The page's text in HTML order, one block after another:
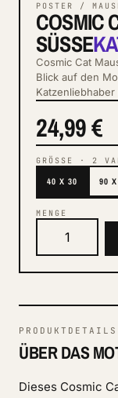
POSTER /
COSMIC
SÜSSE
Cosmic Cat
Blick auf den
24,99 €
GRÖSSE · 2
40 X 30 90
MENGE
PRODUKTDETAILS
ÜBER DAS
Dieses Cosmic